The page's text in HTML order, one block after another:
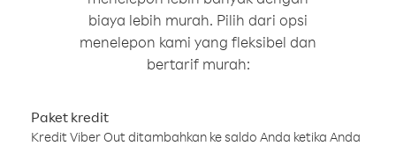
biaya lebih murah. Pilih dari opsi
menelepon kami yang fleksibel dan
bertarif murah:
Paket kredit
Kredit Viber Out ditambahkan ke saldo Anda ketika Anda